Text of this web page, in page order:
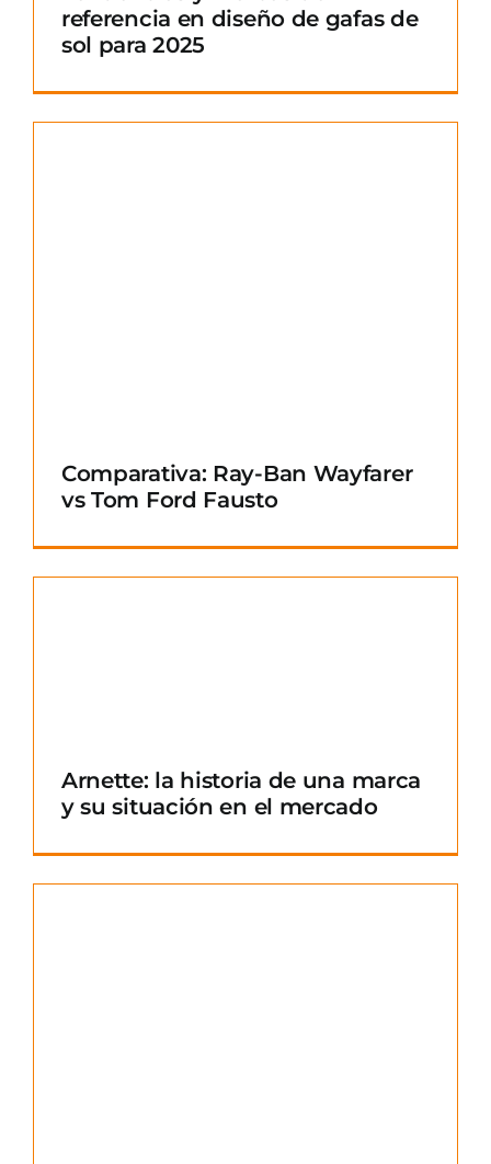
referencia en diseño de gafas de
sol para 2025
Comparativa: Ray-Ban Wayfarer
vs Tom Ford Fausto
Arnette: la historia de una marca
y su situación en el mercado